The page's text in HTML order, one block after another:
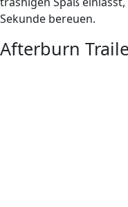
Sekunde bereuen.
Afterburn